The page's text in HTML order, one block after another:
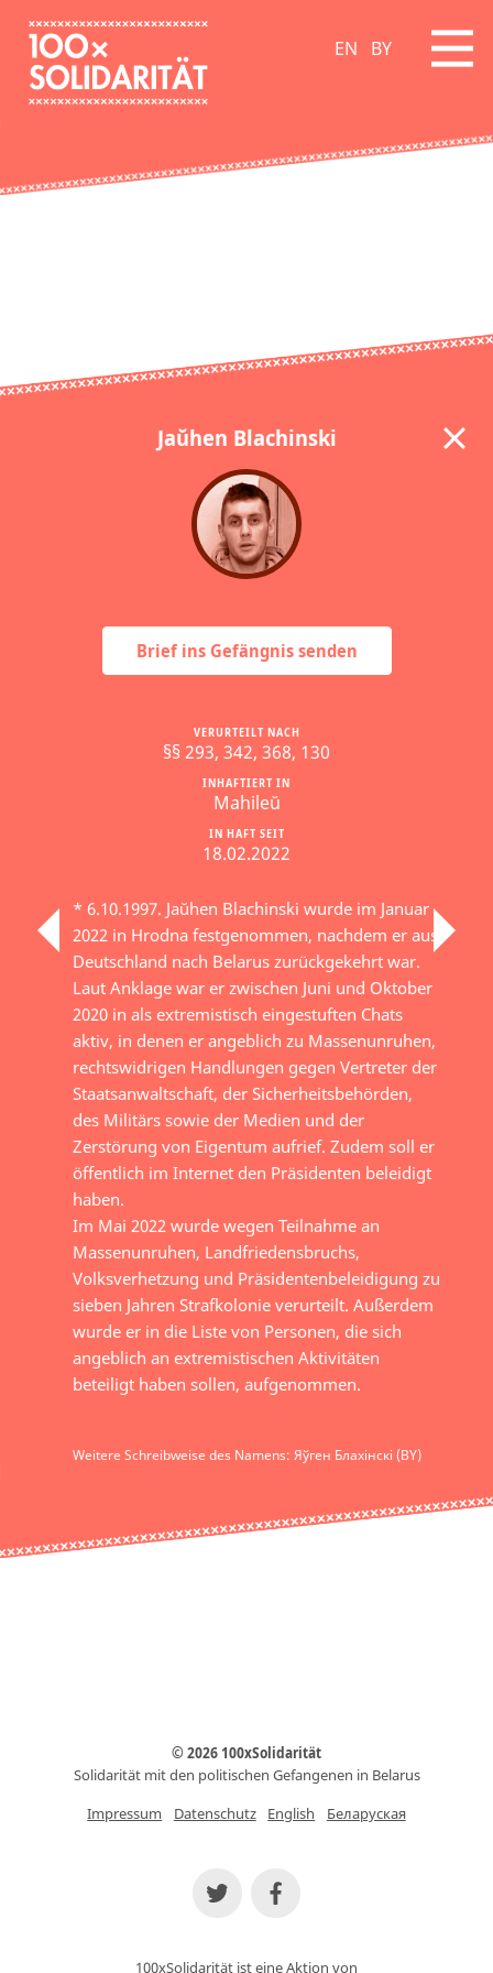
EN BY
Jaŭhen Blachinski
Brief ins Gefängnis senden
IN HAFT SEIT
18.02.2022
INHAFTIERT IN
Mahileŭ
VERURTEILT NACH
§§ 293, 342, 368, 130
* 6.10.1997. Jaŭhen Blachinski wurde im Januar
2022 in Hrodna festgenommen, nachdem er aus
Deutschland nach Belarus zurückgekehrt war.
Laut Anklage war er zwischen Juni und Oktober
2020 in als extremistisch eingestuften Chats
aktiv, in denen er angeblich zu Massenunruhen,
rechtswidrigen Handlungen gegen Vertreter der
Staatsanwaltschaft, der Sicherheitsbehörden,
des Militärs sowie der Medien und der
Zerstörung von Eigentum aufrief. Zudem soll er
öffentlich im Internet den Präsidenten beleidigt
haben.
Im Mai 2022 wurde wegen Teilnahme an
Massenunruhen, Landfriedensbruchs,
Volksverhetzung und Präsidentenbeleidigung zu
sieben Jahren Strafkolonie verurteilt. Außerdem
wurde er in die Liste von Personen, die sich
angeblich an extremistischen Aktivitäten
beteiligt haben sollen, aufgenommen.
Weitere Schreibweise des Namens: Яўген Блахінскі (BY)
© 2026 100xSolidarität
Solidarität mit den politischen Gefangenen in Belarus
Impressum
Datenschutz English Беларуская
100xSolidarität ist eine Aktion von